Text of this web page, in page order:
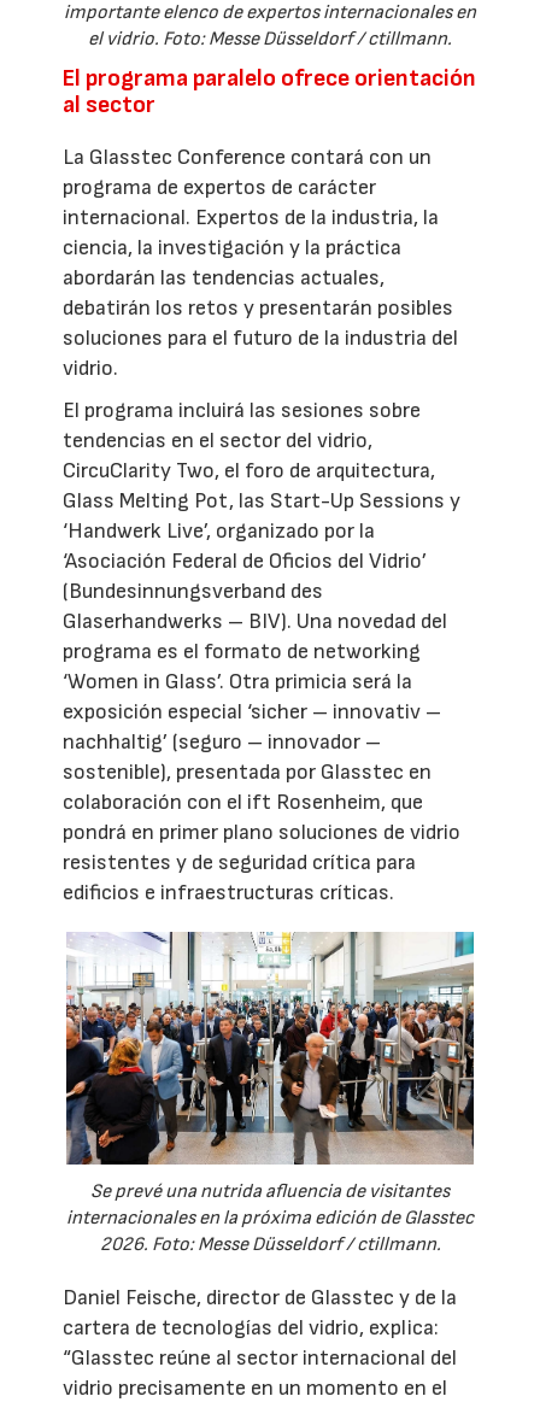
importante elenco de expertos internacionales en
el vidrio. Foto: Messe Düsseldorf / ctillmann.
El programa paralelo ofrece orientación
al sector
La Glasstec Conference contará con un
programa de expertos de carácter
internacional. Expertos de la industria, la
ciencia, la investigación y la práctica
abordarán las tendencias actuales,
debatirán los retos y presentarán posibles
soluciones para el futuro de la industria del
vidrio.
El programa incluirá las sesiones sobre
tendencias en el sector del vidrio,
CircuClarity Two, el foro de arquitectura,
Glass Melting Pot, las Start-Up Sessions y
‘Handwerk Live’, organizado por la
‘Asociación Federal de Oficios del Vidrio’
(Bundesinnungsverband des
Glaserhandwerks – BIV). Una novedad del
programa es el formato de networking
‘Women in Glass’. Otra primicia será la
exposición especial ‘sicher – innovativ –
nachhaltig’ (seguro – innovador –
sostenible), presentada por Glasstec en
colaboración con el ift Rosenheim, que
pondrá en primer plano soluciones de vidrio
resistentes y de seguridad crítica para
edificios e infraestructuras críticas.
Se prevé una nutrida afluencia de visitantes
internacionales en la próxima edición de Glasstec
2026. Foto: Messe Düsseldorf / ctillmann.
Daniel Feische, director de Glasstec y de la
cartera de tecnologías del vidrio, explica:
“Glasstec reúne al sector internacional del
vidrio precisamente en un momento en el